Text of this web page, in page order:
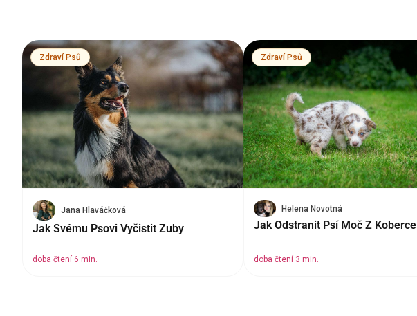
Zdraví Psů
Jana Hlaváčková
Jak Svému Psovi Vyčistit Zuby
doba čtení 6 min.
Zdraví Psů
Helena Novotná
Jak Odstranit Psí Moč Z Koberce
doba čtení 3 min.